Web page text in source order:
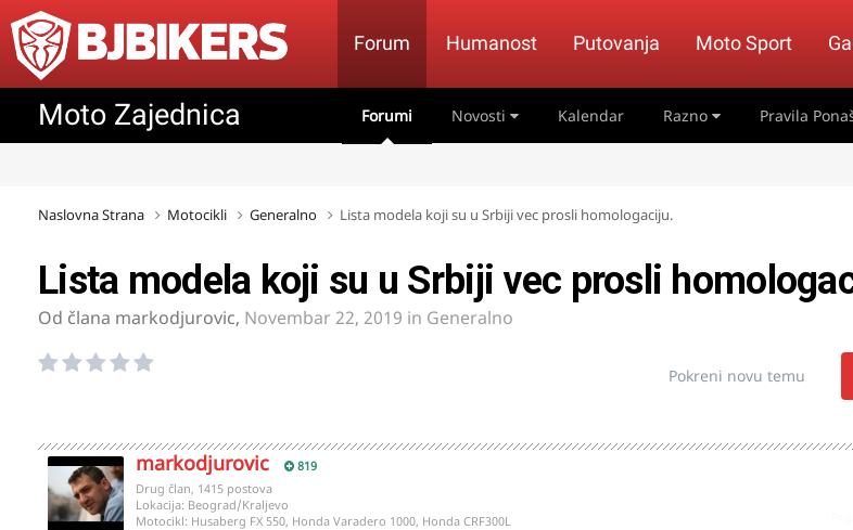
Forum Humanost Putovanja Moto Sport
Moto Zajednica Forumi Novosti Kalendar Razno Pravila
Naslovna Strana Motocikli Generalno Lista modela koji su u Srbiji vec prosli homologaciju.
Lista modela koji su u Srbiji vec prosli
Od člana markodjurovic, Novembar 22, 2019 in Generalno
Pokreni novu temu
markodjurovic 819
Drug član, 1415 postova
Lokacija: Beograd/Kraljevo
Motocikl: Husaberg FX 550, Honda Varadero 1000, Honda CRF300L